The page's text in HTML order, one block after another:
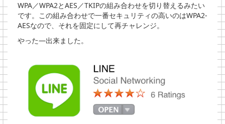
WPA／WPA2とAES／TKIPの組み合わせを切り替えるみたい
です。この組み合わせで一番セキュリティの高いのはWPA2-
AESなので、それを固定にして再チャレンジ。
やった―出来ました。